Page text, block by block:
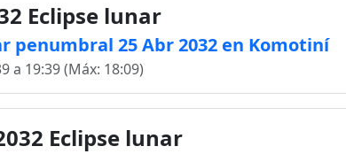
Eclipse lunar
penumbral 25 Abr 2032 en Komotiní
a 19:39 (Máx: 18:09)
Eclipse lunar